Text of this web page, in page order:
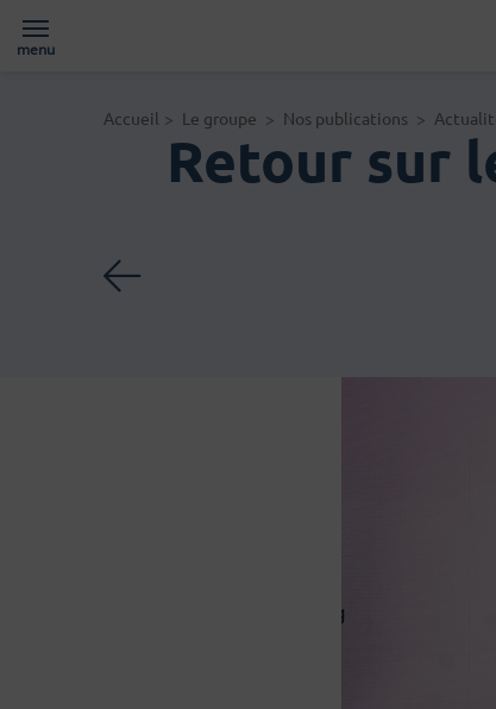
menu
Accueil
Page d'accueil du site
> Le groupe > Nos publications >
Retour sur